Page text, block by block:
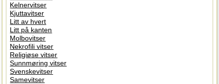
Kelnervitser
Kjuttavitser
Litt av hvert
Litt på kanten
Molbovitser
Nekrofili vitser
Religiøse vitser
Sunnmøring vitser
Svenskevitser
Samevitser